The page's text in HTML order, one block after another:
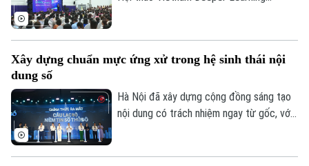
Hồ sơ
Người Việt 4 phương
Cafe sáng
Doanh nghiệp
Tin tức
Đầu tư
Căn hộ
Đất đai
Tàu và Xe
Ô tô
Tàu
Xe máy
Thị trường
Giáo dục
Tin tức
Tuyển sinh
Văn hóa
Tin tức
Sức khỏe
người học làm trung tâm.
Xây dựng chuẩn mực ứng xử trong hệ sinh thái nội
dung số
Hà Nội đã xây dựng cộng đồng sáng tạo
nội dung có trách nhiệm ngay từ gốc, với